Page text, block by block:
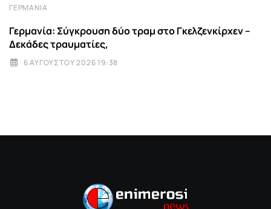
ΓΕΡΜΑΝΊΑ
Γερμανία: Σύγκρουση δύο τραμ στο Γκελζενκίρχεν –
Δεκάδες τραυματίες,
6 ΑΥΓΟΎΣΤΟΥ 2026 19:38